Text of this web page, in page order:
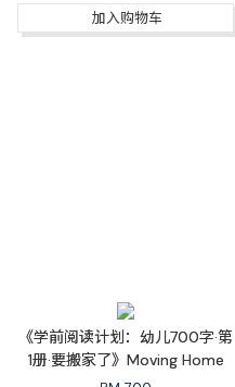
加入购物车
《学前阅读计划：幼儿700字·第
1册·要搬家了》Moving Home